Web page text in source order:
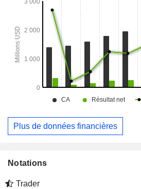
sciences de la santé, la santé
des soins de santé.
Plus de données financières
Notations
Trader